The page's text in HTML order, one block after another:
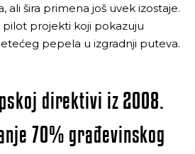
ali šira primena još uvek izostaje.
pilot projekti koji pokazuju
pepela u izgradnji puteva.
direktivi iz 2008.
70% građevinskog